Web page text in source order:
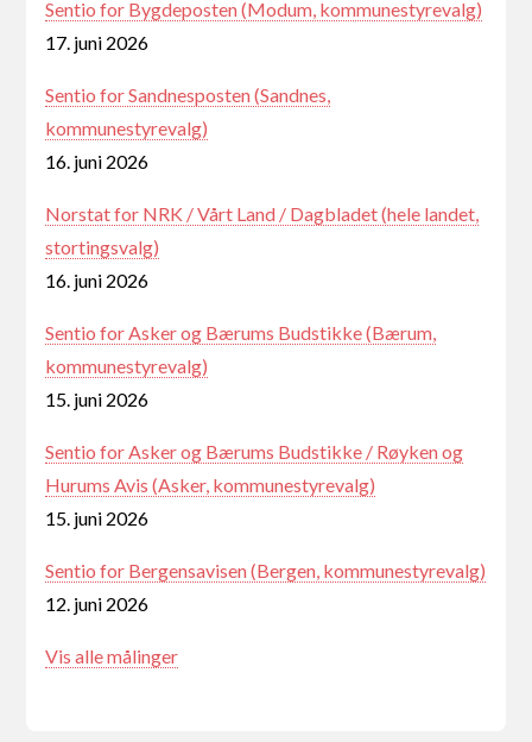
Sentio for Bygdeposten (Modum, kommunestyrevalg)
17. juni 2026
Sentio for Sandnesposten (Sandnes,
kommunestyrevalg)
16. juni 2026
Norstat for NRK / Vårt Land / Dagbladet (hele landet,
stortingsvalg)
16. juni 2026
Sentio for Asker og Bærums Budstikke (Bærum,
kommunestyrevalg)
15. juni 2026
Sentio for Asker og Bærums Budstikke / Røyken og
Hurums Avis (Asker, kommunestyrevalg)
15. juni 2026
Sentio for Bergensavisen (Bergen, kommunestyrevalg)
12. juni 2026
Vis alle målinger